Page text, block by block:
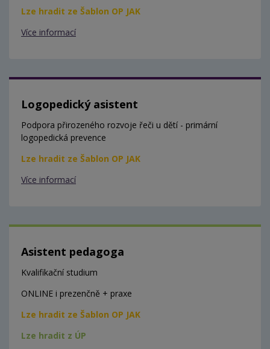
Lze hradit ze Šablon OP JAK
Více informací
Logopedický asistent
Podpora přirozeného rozvoje řeči u dětí - primární
logopedická prevence
Lze hradit ze Šablon OP JAK
Více informací
Asistent pedagoga
Kvalifikační studium
ONLINE i prezenčně + praxe
Lze hradit ze Šablon OP JAK
Lze hradit z ÚP